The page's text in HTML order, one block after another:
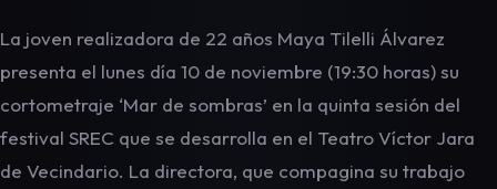
La joven realizadora de 22 años Maya Tilelli Álvarez
presenta el lunes día 10 de noviembre (19:30 horas) su
cortometraje ‘Mar de sombras’ en la quinta sesión del
festival SREC que se desarrolla en el Teatro Víctor Jara
de Vecindario. La directora, que compagina su trabajo